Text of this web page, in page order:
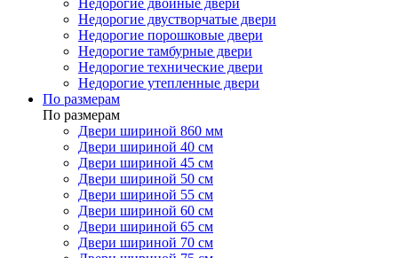
Недорогие двойные двери
Недорогие двустворчатые двери
Недорогие порошковые двери
Недорогие тамбурные двери
Недорогие технические двери
Недорогие утепленные двери
По размерам
По размерам
Двери шириной 860 мм
Двери шириной 40 см
Двери шириной 45 см
Двери шириной 50 см
Двери шириной 55 см
Двери шириной 60 см
Двери шириной 65 см
Двери шириной 70 см